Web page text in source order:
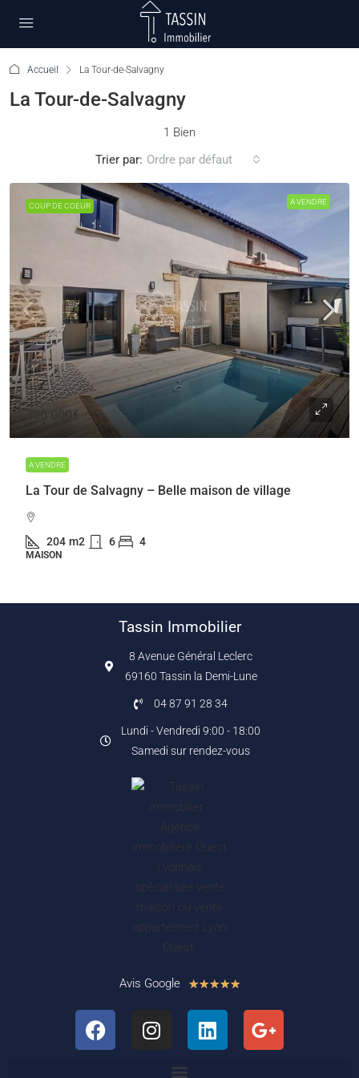
Accueil La Tour-de-Salvagny
La Tour-de-Salvagny
1 Bien
Trier par: Ordre par défaut
COUP DE COEUR A VENDRE
700 000€
A VENDRE
La Tour de Salvagny – Belle maison de village
204 m2 6 4
MAISON
Tassin Immobilier
8 Avenue Général Leclerc
69160 Tassin la Demi-Lune
04 87 91 28 34
Lundi - Vendredi 9:00 - 18:00
Samedi sur rendez-vous
Avis Google ★★★★★